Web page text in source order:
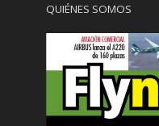
QUIÉNES SOMOS